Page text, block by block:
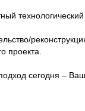
проекта.
сегодня –